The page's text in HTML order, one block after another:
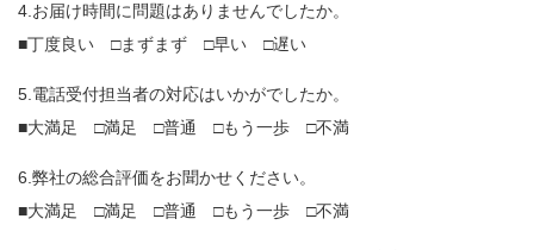
4.お届け時間に問題はありませんでしたか。
■丁度良い □まずまず □早い □遅い
5.電話受付担当者の対応はいかがでしたか。
■大満足 □満足 □普通 □もう一歩 □不満
6.弊社の総合評価をお聞かせください。
■大満足 □満足 □普通 □もう一歩 □不満